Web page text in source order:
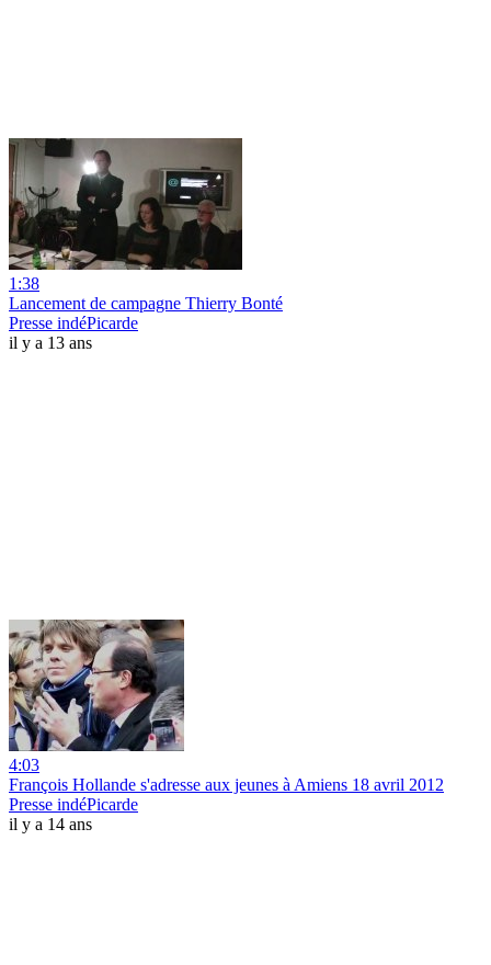
1:38
Lancement de campagne Thierry Bonté
Presse indéPicarde
il y a 13 ans
4:03
François Hollande s'adresse aux jeunes à Amiens 18 avril 2012
Presse indéPicarde
il y a 14 ans